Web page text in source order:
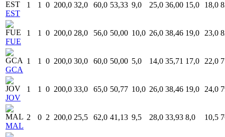
EST
1 1 0 200,0 32,0 60,0 53,33 9,0 25,0 36,00 15,0 18,0
FUE
1 1 0 200,0 28,0 56,0 50,00 10,0 26,0 38,46 19,0 23,0
GCA
1 1 0 200,0 30,0 60,0 50,00 5,0 14,0 35,71 17,0 22,0
JOV
1 1 0 200,0 33,0 65,0 50,77 10,0 26,0 38,46 19,0 24,0
MAL
2 0 2 200,0 25,5 62,0 41,13 9,5 28,0 33,93 8,0 10,5